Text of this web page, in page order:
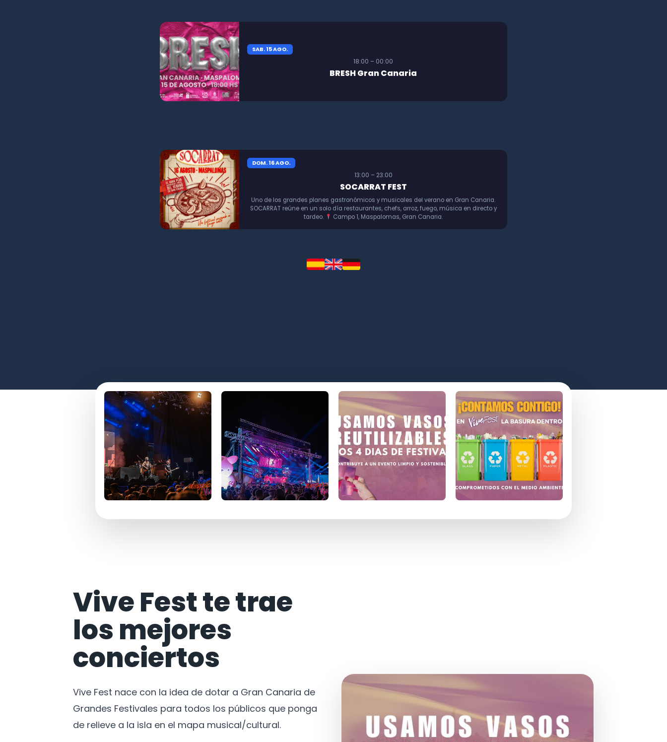
SAB. 15 AGO.
18:00 – 00:00
BRESH Gran Canaria
DOM. 16 AGO.
13:00 – 23:00
SOCARRAT FEST
Uno de los grandes planes gastronómicos y musicales del verano en Gran Canaria.
SOCARRAT reúne en un solo día restaurantes, chefs, arroz, fuego, música en directo y
tardeo.
Campo 1, Maspalomas, Gran Canaria.
Vive Fest te trae
los mejores
conciertos
Vive Fest nace con la idea de dotar a Gran Canaria de
Grandes Festivales para todos los públicos que ponga
de relieve a la isla en el mapa musical/cultural.